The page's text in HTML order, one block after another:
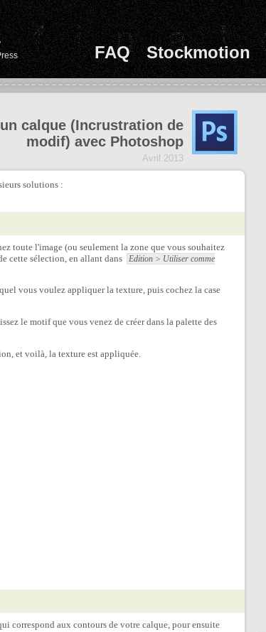
FAQ Stockmotion
calque (Incrustration de
modif) avec Photoshop
Avril 2013
solutions :
toute l'image (ou seulement la zone que vous souhaitez
cette sélection, en allant dans
Edition > Utiliser comme
vous voulez appliquer la texture, puis cochez la case
le motif que vous venez de créer dans la palette des
et voilà, la texture est appliquée.
correspond aux contours de votre calque, pour ensuite